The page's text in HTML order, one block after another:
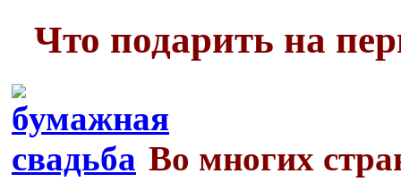
Что подарить на
Во многих